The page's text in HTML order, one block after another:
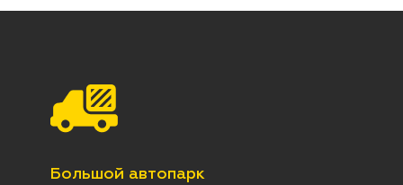
Большой автопарк